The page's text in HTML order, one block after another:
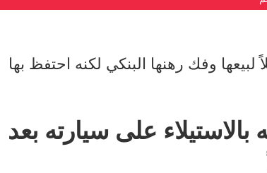
لبيعها وفك رهنها البنكي لكنه احتفظ بها
على سيارته بعد